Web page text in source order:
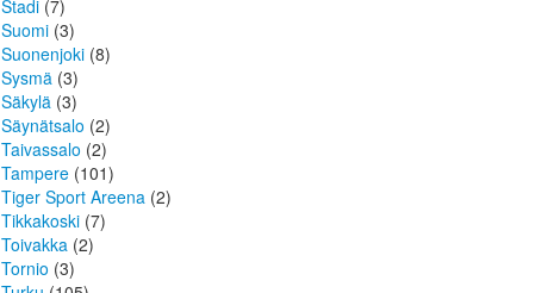
Stadi (7)
Suomi (3)
Suonenjoki (8)
Sysmä (3)
Säkylä (3)
Säynätsalo (2)
Taivassalo (2)
Tampere (101)
Tiger Sport Areena (2)
Tikkakoski (7)
Toivakka (2)
Tornio (3)